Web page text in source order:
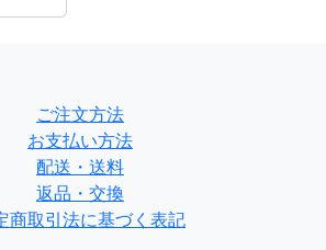
ご注文方法
お支払い方法
配送・送料
返品・交換
商取引法に基づく表記